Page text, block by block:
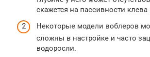
скажется на пассивности
Некоторые модели воблеров
сложны в настройке и часто
водоросли.